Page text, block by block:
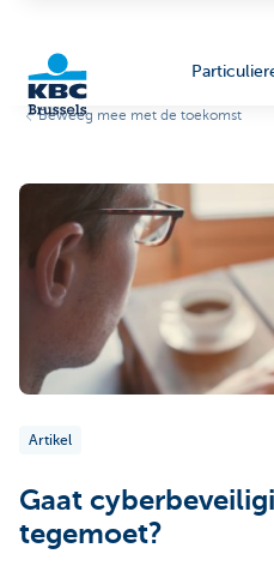
Beweeg mee met de toekomst
Artikel
Gaat
tegemoet?